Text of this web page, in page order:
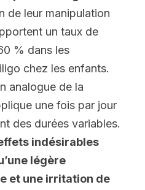
de leur manipulation
un taux de
% dans les
chez les enfants.
analogue de la
une fois par jour
des durées variables.
indésirables
légère
et une irritation de